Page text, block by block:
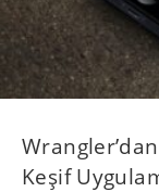
Keşif